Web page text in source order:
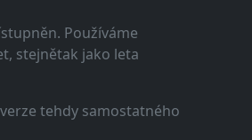
Používáme
stejnětak jako leta
tehdy samostatného